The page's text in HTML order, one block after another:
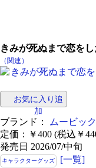
きみが死ぬまで恋を
（関連）
お気に入り追
加
ブランド： ムービック
定価：￥400 (税込￥
発売日 2026/07/中旬
キャラクターグッズ [一覧]